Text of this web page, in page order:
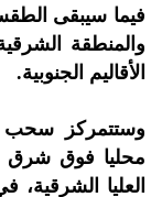
فيما سيبقى
والمنطقة
الأقاليم الجنوبية.
وستتمركز سحب
محليا فوق شرق
العليا